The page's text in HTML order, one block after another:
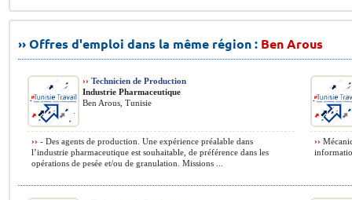
›› Offres d'emploi dans la même région : Ben Arous
›› Technicien de Production
Industrie Pharmaceutique
Ben Arous, Tunisie
›› - Des agents de production. Une expérience préalable dans
l’industrie pharmaceutique est souhaitable, de préférence dans les
opérations de pesée et/ou de granulation. Missions ...
››